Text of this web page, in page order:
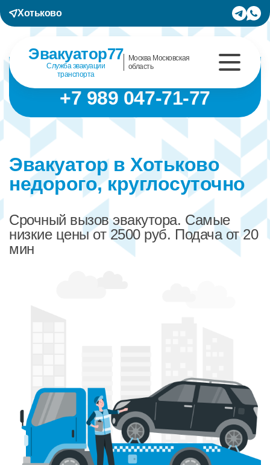
Хотьково
Эвакуатор77
Служба эвакуации
транспорта
Москва Московская
область
+7 989 047-71-77
Эвакуатор в Хотьково
недорого, круглосуточно
Срочный вызов эвакутора. Самые
низкие цены от 2500 руб. Подача от 20
мин